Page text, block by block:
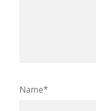
Name*